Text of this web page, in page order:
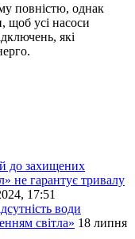
повністю, однак
щоб усі насоси
які
до захищених
не гарантує тривалу
17:51
води
світла» 18 липня